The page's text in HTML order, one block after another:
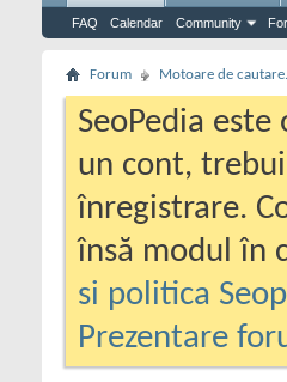
FAQ Calendar Community
Forum Motoare de
SeoPedia
un cont,
înregistrare.
însă modul în
si politica
Prezentare